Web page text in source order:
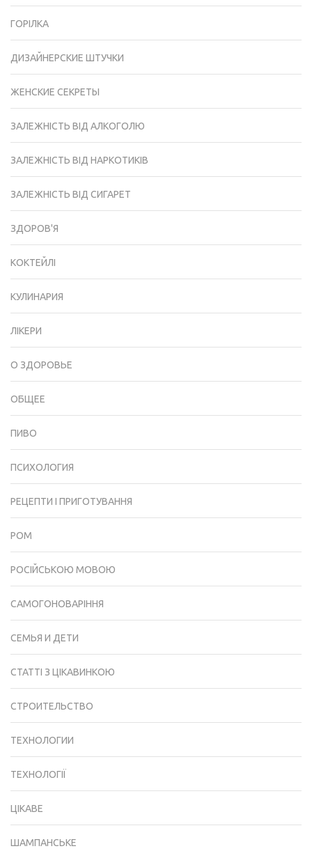
ГОРІЛКА
ДИЗАЙНЕРСКИЕ ШТУЧКИ
ЖЕНСКИЕ СЕКРЕТЫ
ЗАЛЕЖНІСТЬ ВІД АЛКОГОЛЮ
ЗАЛЕЖНІСТЬ ВІД НАРКОТИКІВ
ЗАЛЕЖНІСТЬ ВІД СИГАРЕТ
ЗДОРОВ'Я
КОКТЕЙЛІ
КУЛИНАРИЯ
ЛІКЕРИ
О ЗДОРОВЬЕ
ОБЩЕЕ
ПИВО
ПСИХОЛОГИЯ
РЕЦЕПТИ І ПРИГОТУВАННЯ
РОМ
РОСІЙСЬКОЮ МОВОЮ
САМОГОНОВАРІННЯ
СЕМЬЯ И ДЕТИ
СТАТТІ З ЦІКАВИНКОЮ
СТРОИТЕЛЬСТВО
ТЕХНОЛОГИИ
ТЕХНОЛОГІЇ
ЦІКАВЕ
ШАМПАНСЬКЕ